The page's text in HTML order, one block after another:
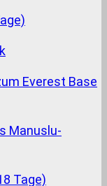
Everest Base
Tage)